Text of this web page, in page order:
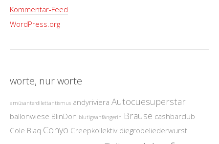
Kommentar-Feed
WordPress.org
worte, nur worte
amüsanterdilettantismus andyriviera Autocuesuperstar
ballonwiese BlinDon blutigeanfängerin Brause cashbarclub
Cole Blaq Conyo Creepkollektiv diegrobeliederwurst